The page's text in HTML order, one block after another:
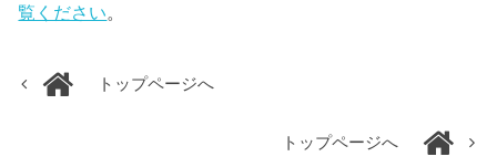
覧ください。
トップページへ
トップページへ